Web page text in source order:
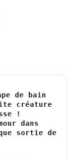
de bain
créature
!
dans
sortie de